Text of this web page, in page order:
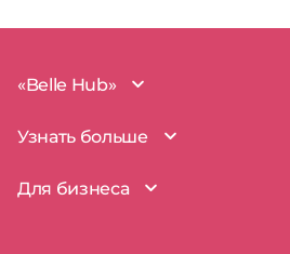
«Belle Hub»
О проекте
Наша команда
Узнать больше
BelleHub для вас
Для бизнеса